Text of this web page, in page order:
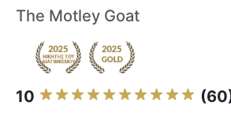
The Motley Goat
10